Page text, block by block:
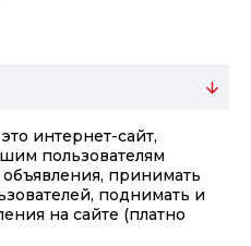
интернет-сайт,
пользователям
принимать
поднимать и
на сайте (платно